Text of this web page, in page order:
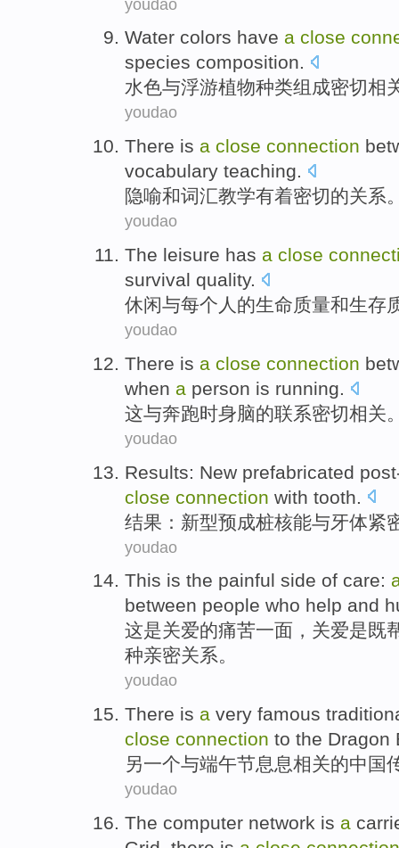
youdao
Water colors have a close
species composition.
水色与浮游植物种类组成密切相
youdao
There is a close connection
vocabulary teaching.
隐喻和词汇教学有着密切的关系
youdao
The leisure has a close
survival quality.
休闲与每个 人 的生命质量和生存
youdao
There is a close connection
when a person is running.
这与奔跑时身脑的联系密切相关
youdao
Results: New prefabricated
close connection with tooth
结果 ： 新型预成桩核能与牙体紧
youdao
This is the painful side of care:
between people who help and
这是关爱的痛苦一面 ，关爱是既
种亲密关系。
youdao
There is a very famous
close connection to the Dragon
另一个与端午节息息相关的中国
youdao
The computer network is a